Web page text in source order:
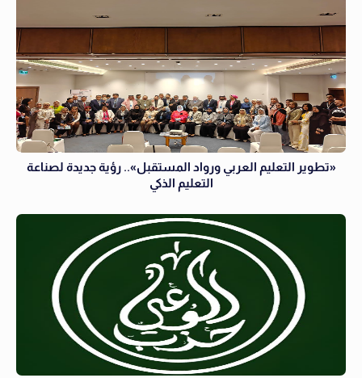
«تطوير التعليم العربي ورواد المستقبل».. رؤية جديدة لصناعة
التعليم الذكي